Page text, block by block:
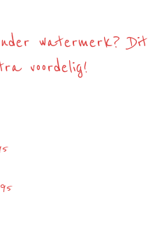
watermerk? Dit
voordelig!